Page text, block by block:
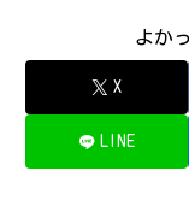
よか
X
LINE